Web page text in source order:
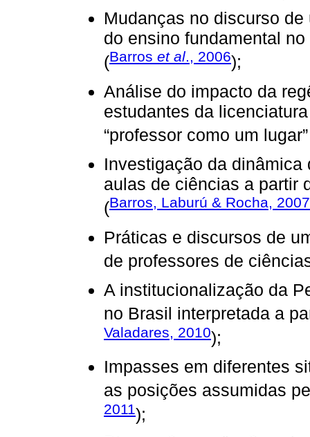
Mudanças no discurso
do ensino fundamental
(Barros et al., 2006);
Análise do impacto da
estudantes da
“professor como um
Investigação da
aulas de ciências a partir
(Barros, Laburú & Rocha, 2007
Práticas e discursos de
de professores de
A institucionalização da
no Brasil interpretada a
Valadares, 2010);
Impasses em diferentes
as posições assumidas
2011);